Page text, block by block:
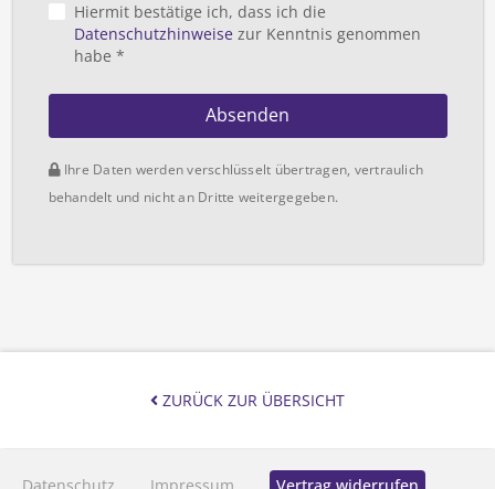
Hiermit bestätige ich, dass ich die
Datenschutzhinweisezur Kenntnis genommen
habe *
Absenden
Ihre Daten werden verschlüsselt übertragen, vertraulich
behandelt und nicht an Dritte weitergegeben.
ZURÜCK ZUR ÜBERSICHT